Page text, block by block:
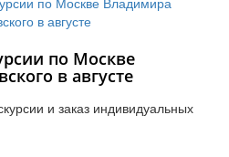
по Москве
в августе
и заказ индивидуальных